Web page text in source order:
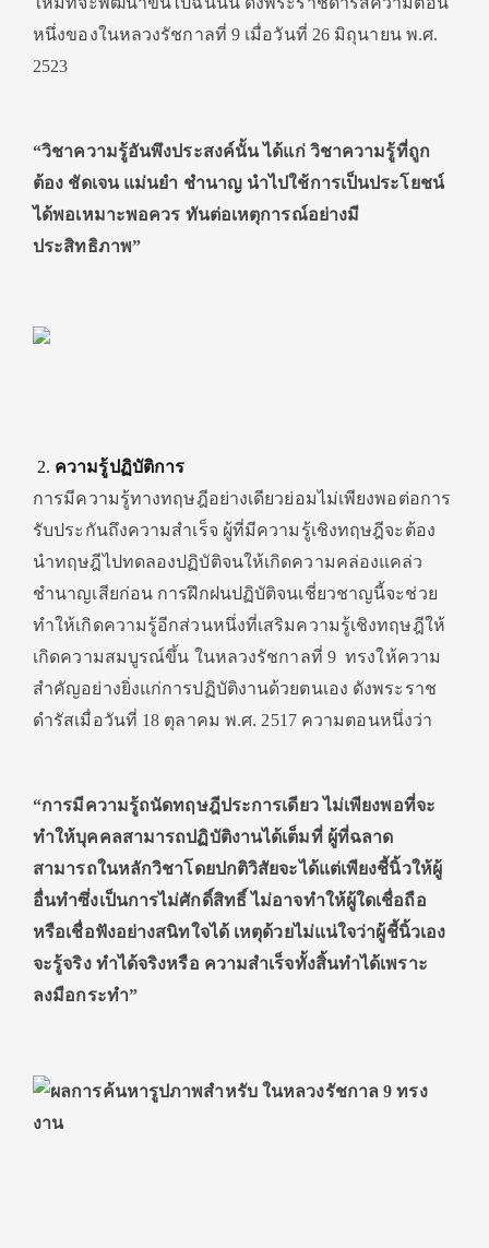
หนึ่งของในหลวงรัชกาลที่ 9 เมื่อวันที่ 26 มิถุนายน พ.ศ.
2523
“วิชาความรู้อันพึงประสงค์นั้น ได้แก่ วิชาความรู้ที่ถูก
ต้อง ชัดเจน แม่นยำ ชำนาญ นำไปใช้การเป็นประโยชน์
ได้พอเหมาะพอควร ทันต่อเหตุการณ์อย่างมี
ประสิทธิภาพ”
ความรู้ปฏิบัติการ
การมีความรู้ทางทฤษฎีอย่างเดียวย่อมไม่เพียงพอต่อการ
รับประกันถึงความสำเร็จ ผู้ที่มีความรู้เชิงทฤษฎีจะต้อง
นำทฤษฎีไปทดลองปฏิบัติจนให้เกิดความคล่องแคล่ว
ชำนาญเสียก่อน การฝึกฝนปฏิบัติจนเชี่ยวชาญนี้จะช่วย
ทำให้เกิดความรู้อีกส่วนหนึ่งที่เสริมความรู้เชิงทฤษฎีให้
เกิดความสมบูรณ์ขึ้น ในหลวงรัชกาลที่ 9 ทรงให้ความ
สำคัญอย่างยิ่งแก่การปฏิบัติงานด้วยตนเอง ดังพระราช
ดำรัสเมื่อวันที่ 18 ตุลาคม พ.ศ. 2517 ความตอนหนึ่งว่า
“การมีความรู้ถนัดทฤษฎีประการเดียว ไม่เพียงพอที่จะ
ทำให้บุคคลสามารถปฏิบัติงานได้เต็มที่ ผู้ที่ฉลาด
สามารถในหลักวิชาโดยปกติวิสัยจะได้แต่เพียงชี้นิ้วให้ผู้
อื่นทำซึ่งเป็นการไม่ศักดิ์สิทธิ์ ไม่อาจทำให้ผู้ใดเชื่อถือ
หรือเชื่อฟังอย่างสนิทใจได้ เหตุด้วยไม่แน่ใจว่าผู้ชี้นิ้วเอง
จะรู้จริง ทำได้จริงหรือ ความสำเร็จทั้งสิ้นทำได้เพราะ
ลงมือกระทำ”